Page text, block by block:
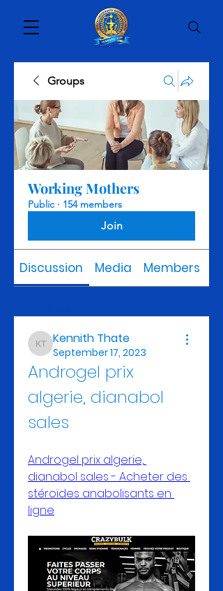
Groups
Working Mothers
Public · 154 members
Join
Discussion Media Members
Kennith Thate
Kennith Thate
September 17, 2023
Androgel prix
algerie, dianabol
sales
Androgel prix algerie,
dianabol sales - Acheter des
stéroïdes anabolisants en
ligne